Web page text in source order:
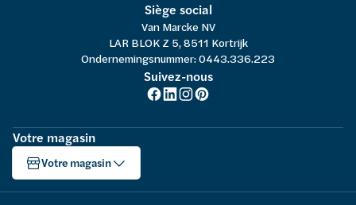
Siège social
Van Marcke NV
LAR BLOK Z 5, 8511 Kortrijk
Ondernemingsnummer: 0443.336.223
Suivez-nous
Votre magasin
Votre magasin